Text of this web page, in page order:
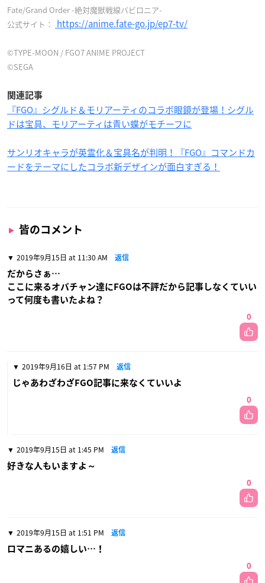
Fate/Grand Order -絶対魔獣戦線バビロニア-
公式サイト：
https://anime.fate-go.jp/ep7-tv/
©TYPE-MOON / FGO7 ANIME PROJECT
©SEGA
関連記事
『FGO』シグルド＆モリアーティのコラボ眼鏡が登場！シグル
ドは宝具、モリアーティは青い蝶がモチーフに
サンリオキャラが英霊化＆宝具名が判明！『FGO』コマンドカ
ードをテーマにしたコラボ新デザインが面白すぎる！
皆のコメント
2019年9月15日 at 11:30 AM 返信
だからさぁ…
ここに来るオバチャン達にFGOは不評だから記事しなくていい
って何度も書いたよね？
0
2019年9月16日 at 1:57 PM 返信
じゃあわざわざFGO記事に来なくていいよ
0
2019年9月15日 at 1:45 PM 返信
好きな人もいますよ～
0
2019年9月15日 at 1:51 PM 返信
ロマニあるの嬉しい…！
0